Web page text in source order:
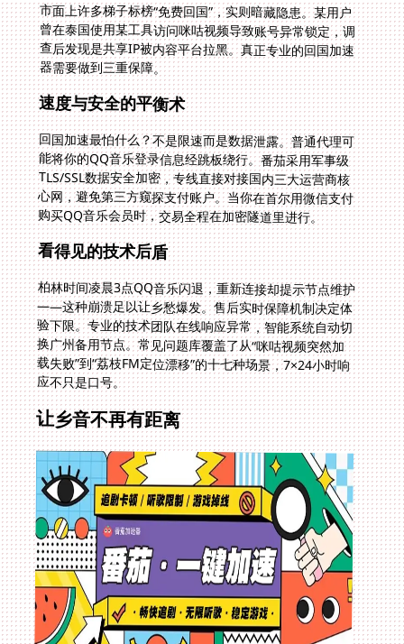
市面上许多梯子标榜“免费回国”，实则暗藏隐患。某用户
曾在泰国使用某工具访问咪咕视频导致账号异常锁定，调
查后发现是共享IP被内容平台拉黑。真正专业的回国加速
器需要做到三重保障。
速度与安全的平衡术
回国加速最怕什么？不是限速而是数据泄露。普通代理可
能将你的QQ音乐登录信息经跳板绕行。番茄采用军事级
TLS/SSL数据安全加密，专线直接对接国内三大运营商核
心网，避免第三方窥探支付账户。当你在首尔用微信支付
购买QQ音乐会员时，交易全程在加密隧道里进行。
看得见的技术后盾
柏林时间凌晨3点QQ音乐闪退，重新连接却提示节点维护
——这种崩溃足以让乡愁爆发。售后实时保障机制决定体
验下限。专业的技术团队在线响应异常，智能系统自动切
换广州备用节点。常见问题库覆盖了从“咪咕视频突然加
载失败”到“荔枝FM定位漂移”的十七种场景，7×24小时响
应不只是口号。
让乡音不再有距离